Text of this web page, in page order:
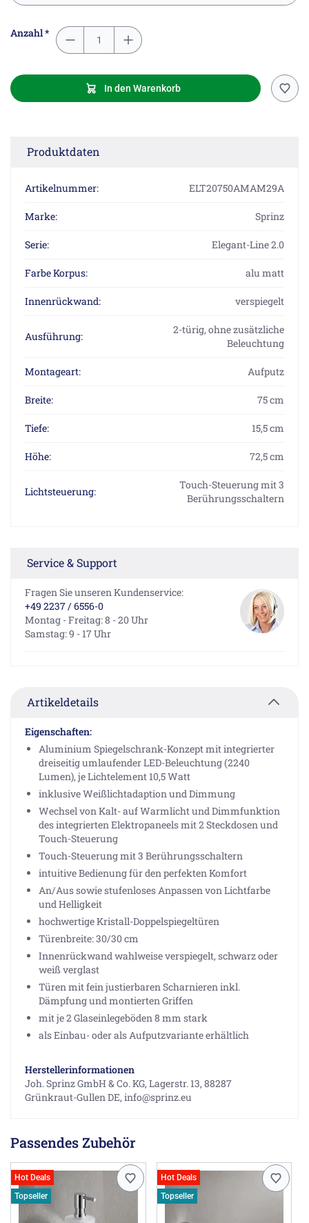
Anzahl *
In den Warenkorb
Produktdaten
Artikelnummer: ELT20750AMAM29A
Marke: Sprinz
Serie: Elegant-Line 2.0
Farbe Korpus: alu matt
Innenrückwand: verspiegelt
Ausführung:
2-türig, ohne zusätzliche
Beleuchtung
Montageart: Aufputz
Breite: 75 cm
Tiefe: 15,5 cm
Höhe: 72,5 cm
Lichtsteuerung:
Touch-Steuerung mit 3
Berührungsschaltern
Service & Support
Fragen Sie unseren Kundenservice:
+49 2237 / 6556-0
Montag - Freitag: 8 - 20 Uhr
Samstag: 9 - 17 Uhr
Artikeldetails
Eigenschaften:
Aluminium Spiegelschrank-Konzept mit integrierter
dreiseitig umlaufender LED-Beleuchtung (2240
Lumen), je Lichtelement 10,5 Watt
inklusive Weißlichtadaption und Dimmung
Wechsel von Kalt- auf Warmlicht und Dimmfunktion
des integrierten Elektropaneels mit 2 Steckdosen und
Touch-Steuerung
Touch-Steuerung mit 3 Berührungsschaltern
intuitive Bedienung für den perfekten Komfort
An/Aus sowie stufenloses Anpassen von Lichtfarbe
und Helligkeit
hochwertige Kristall-Doppelspiegeltüren
Türenbreite: 30/30 cm
Innenrückwand wahlweise verspiegelt, schwarz oder
weiß verglast
Türen mit fein justierbaren Scharnieren inkl.
Dämpfung und montierten Griffen
mit je 2 Glaseinlegeböden 8 mm stark
als Einbau- oder als Aufputzvariante erhältlich
Herstellerinformationen
Joh. Sprinz GmbH & Co. KG, Lagerstr. 13, 88287
Grünkraut-Gullen DE, info@sprinz.eu
Passendes Zubehör
Hot Deals
Topseller
Hot Deals
Topseller